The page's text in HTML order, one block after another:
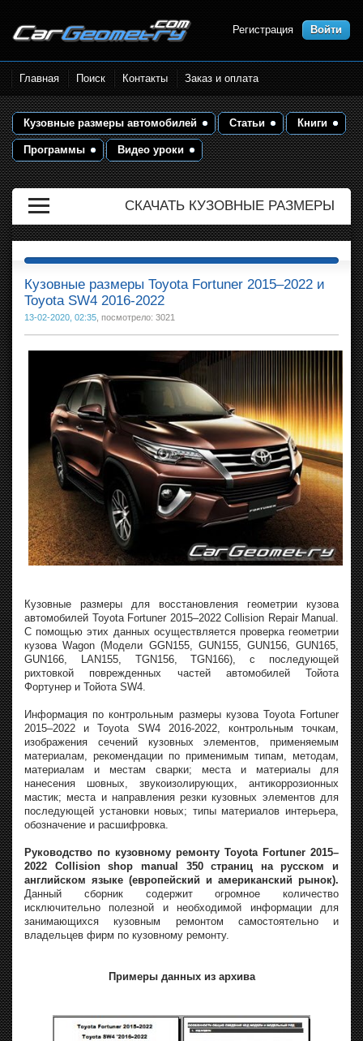
Размеры кузова автомобилей.
Контрольные точки и кузовные
размеры. Геометрия кузова
Регистрация Войти
Главная Поиск Контакты Заказ и оплата
Кузовные размеры автомобилей Статьи Книги
Программы Видео уроки
СКАЧАТЬ КУЗОВНЫЕ РАЗМЕРЫ
Кузовные размеры Toyota Fortuner 2015–2022 и
Toyota SW4 2016-2022
13-02-2020, 02:35 , посмотрело: 3021
Кузовные размеры для восстановления геометрии кузова
автомобилей Toyota Fortuner 2015–2022 Collision Repair Manual.
С помощью этих данных осуществляется проверка геометрии
кузова Wagon (Модели GGN155, GUN155, GUN156, GUN165,
GUN166, LAN155, TGN156, TGN166), с последующей
рихтовкой поврежденных частей автомобилей Тойота
Фортунер и Тойота SW4.
Информация по контрольным размеры кузова Toyota Fortuner
2015–2022 и Toyota SW4 2016-2022, контрольным точкам,
изображения сечений кузовных элементов, применяемым
материалам, рекомендации по применимым типам, методам,
материалам и местам сварки; места и материалы для
нанесения шовных, звукоизолирующих, антикоррозионных
мастик; места и направления резки кузовных элементов для
последующей установки новых; типы материалов интерьера,
обозначение и расшифровка.
Руководство по кузовному ремонту Toyota Fortuner 2015–
2022 Collision shop manual 350 страниц на русском и
английском языке (европейский и американский рынок).
Данный сборник содержит огромное количество
исключительно полезной и необходимой информации для
занимающихся кузовным ремонтом самостоятельно и
владельцев фирм по кузовному ремонту.
Примеры данных из архива